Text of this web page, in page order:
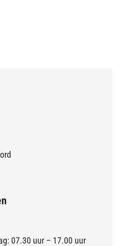
07.30 uur – 17.00 uur